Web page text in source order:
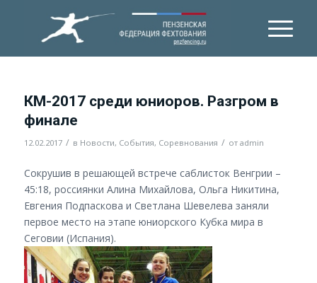
КМ-2017 среди юниоров. Разгром в
финале
12.02.2017 / в Новости, События, Соревнования / от admin
Сокрушив в решающей встрече саблисток Венгрии –
45:18, россиянки Алина Михайлова, Ольга Никитина,
Евгения Подпаскова и Светлана Шевелева заняли
первое место на этапе юниорского Кубка мира в
Сеговии (Испания).